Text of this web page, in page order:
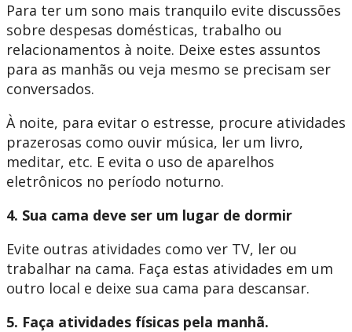
Para ter um sono mais tranquilo evite discussões
sobre despesas domésticas, trabalho ou
relacionamentos à noite. Deixe estes assuntos
para as manhãs ou veja mesmo se precisam ser
conversados.
À noite, para evitar o estresse, procure atividades
prazerosas como ouvir música, ler um livro,
meditar, etc. E evita o uso de aparelhos
eletrônicos no período noturno.
4. Sua cama deve ser um lugar de dormir
Evite outras atividades como ver TV, ler ou
trabalhar na cama. Faça estas atividades em um
outro local e deixe sua cama para descansar.
5. Faça atividades físicas pela manhã.